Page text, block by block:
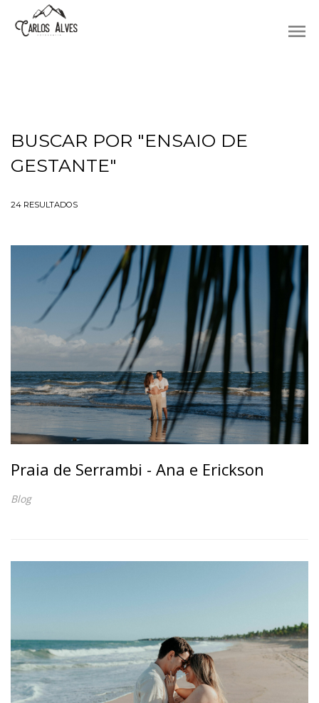
menu
BUSCAR POR "ENSAIO DE
GESTANTE"
24 RESULTADOS
Praia de Serrambi - Ana e Erickson
Blog